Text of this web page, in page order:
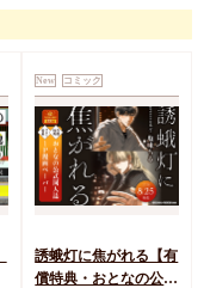
New コミック
誘蛾灯に焦がれる【有
償特典・おとなの公式